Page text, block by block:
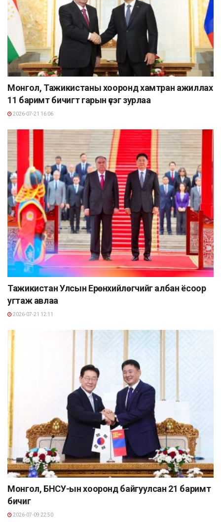
Монгол, Тажикистаны хооронд хамтран ажиллах
11 баримт бичигт гарын үсэг зурлаа
2026-07-21 16:06
Тажикистан Улсын Ерөнхийлөгчийг албан ёсоор
угтаж авлаа
2026-07-21 12:11
Монгол, БНСУ-ын хооронд байгуулсан 21 баримт
бичиг
2026-07-09 22:50